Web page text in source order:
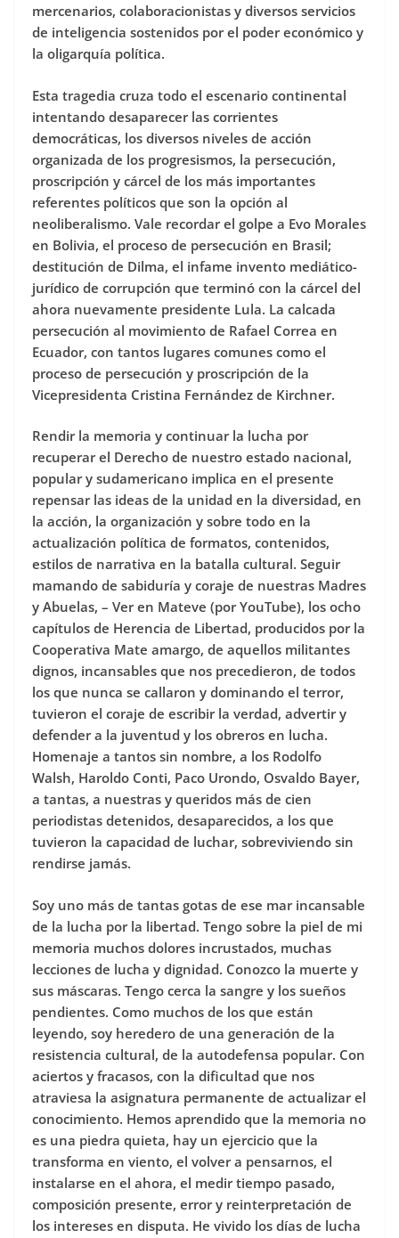
mercenarios, colaboracionistas y diversos servicios
de inteligencia sostenidos por el poder económico y
la oligarquía política.
Esta tragedia cruza todo el escenario continental
intentando desaparecer las corrientes
democráticas, los diversos niveles de acción
organizada de los progresismos, la persecución,
proscripción y cárcel de los más importantes
referentes políticos que son la opción al
neoliberalismo. Vale recordar el golpe a Evo Morales
en Bolivia, el proceso de persecución en Brasil;
destitución de Dilma, el infame invento mediático-
jurídico de corrupción que terminó con la cárcel del
ahora nuevamente presidente Lula. La calcada
persecución al movimiento de Rafael Correa en
Ecuador, con tantos lugares comunes como el
proceso de persecución y proscripción de la
Vicepresidenta Cristina Fernández de Kirchner.
Rendir la memoria y continuar la lucha por
recuperar el Derecho de nuestro estado nacional,
popular y sudamericano implica en el presente
repensar las ideas de la unidad en la diversidad, en
la acción, la organización y sobre todo en la
actualización política de formatos, contenidos,
estilos de narrativa en la batalla cultural. Seguir
mamando de sabiduría y coraje de nuestras Madres
y Abuelas, – Ver en Mateve (por YouTube), los ocho
capítulos de Herencia de Libertad, producidos por la
Cooperativa Mate amargo, de aquellos militantes
dignos, incansables que nos precedieron, de todos
los que nunca se callaron y dominando el terror,
tuvieron el coraje de escribir la verdad, advertir y
defender a la juventud y los obreros en lucha.
Homenaje a tantos sin nombre, a los Rodolfo
Walsh, Haroldo Conti, Paco Urondo, Osvaldo Bayer,
a tantas, a nuestras y queridos más de cien
periodistas detenidos, desaparecidos, a los que
tuvieron la capacidad de luchar, sobreviviendo sin
rendirse jamás.
Soy uno más de tantas gotas de ese mar incansable
de la lucha por la libertad. Tengo sobre la piel de mi
memoria muchos dolores incrustados, muchas
lecciones de lucha y dignidad. Conozco la muerte y
sus máscaras. Tengo cerca la sangre y los sueños
pendientes. Como muchos de los que están
leyendo, soy heredero de una generación de la
resistencia cultural, de la autodefensa popular. Con
aciertos y fracasos, con la dificultad que nos
atraviesa la asignatura permanente de actualizar el
conocimiento. Hemos aprendido que la memoria no
es una piedra quieta, hay un ejercicio que la
transforma en viento, el volver a pensarnos, el
instalarse en el ahora, el medir tiempo pasado,
composición presente, error y reinterpretación de
los intereses en disputa. He vivido los días de lucha